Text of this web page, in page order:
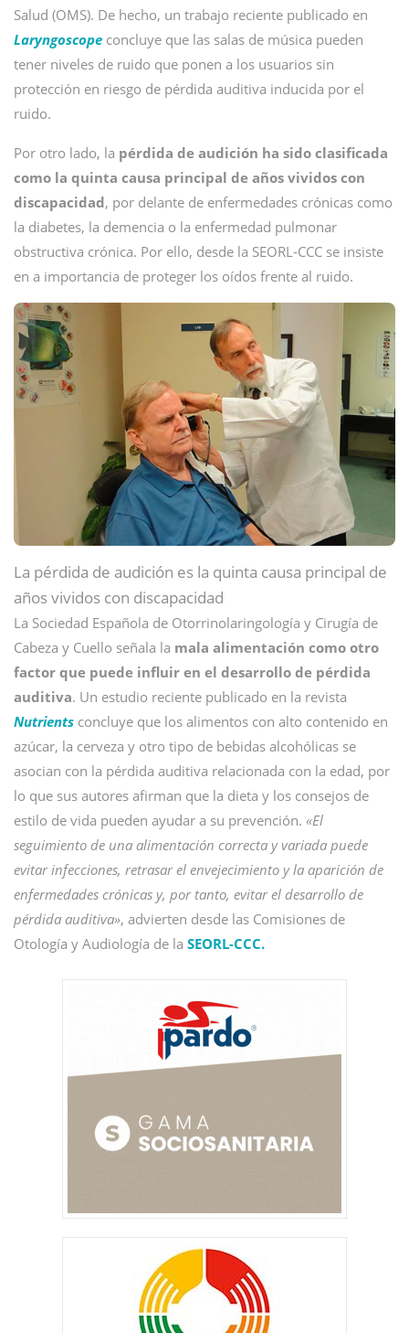
Salud (OMS). De hecho, un trabajo reciente publicado en
Laryngoscope concluye que las salas de música pueden
tener niveles de ruido que ponen a los usuarios sin
protección en riesgo de pérdida auditiva inducida por el
ruido.
Por otro lado, la pérdida de audición ha sido clasificada
como la quinta causa principal de años vividos con
discapacidad, por delante de enfermedades crónicas como
la diabetes, la demencia o la enfermedad pulmonar
obstructiva crónica. Por ello, desde la SEORL-CCC se insiste
en a importancia de proteger los oídos frente al ruido.
La pérdida de audición es la quinta causa principal de
años vividos con discapacidad
La Sociedad Española de Otorrinolaringología y Cirugía de
Cabeza y Cuello señala la mala alimentación como otro
factor que puede influir en el desarrollo de pérdida
auditiva. Un estudio reciente publicado en la revista
Nutrients concluye que los alimentos con alto contenido en
azúcar, la cerveza y otro tipo de bebidas alcohólicas se
asocian con la pérdida auditiva relacionada con la edad, por
lo que sus autores afirman que la dieta y los consejos de
estilo de vida pueden ayudar a su prevención. «El
seguimiento de una alimentación correcta y variada puede
evitar infecciones, retrasar el envejecimiento y la aparición de
enfermedades crónicas y, por tanto, evitar el desarrollo de
pérdida auditiva», advierten desde las Comisiones de
Otología y Audiología de la SEORL-CCC.